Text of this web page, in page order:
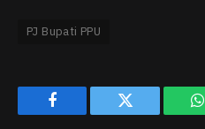
PJ Bupati PPU
Facebook Twitter